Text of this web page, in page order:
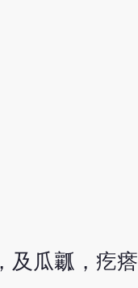
及瓜瓤，疙瘩